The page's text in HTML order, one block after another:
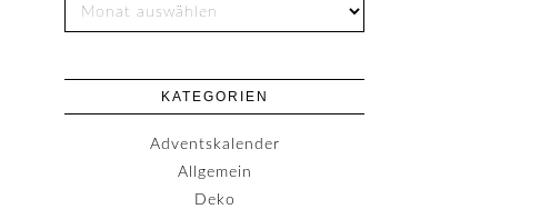
KATEGORIEN
Adventskalender
Allgemein
Deko